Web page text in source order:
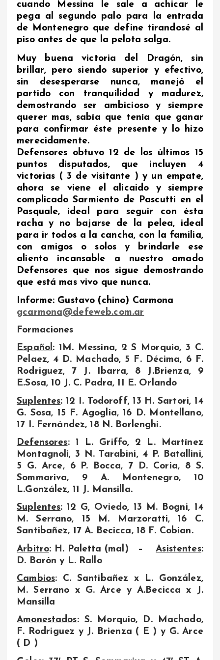
cuando Messina le sale a achicar le
pega al segundo palo para la entrada
de Montenegro que define tirandosé al
piso antes de que la pelota salga.
Muy buena victoria del Dragón, sin
brillar, pero siendo superior y efectivo,
sin desesperarse nunca, manejó el
partido con tranquilidad y madurez,
demostrando ser ambicioso y siempre
querer mas, sabía que tenía que ganar
para confirmar éste presente y lo hizo
merecidamente.
Defensores obtuvo 12 de los últimos 15
puntos disputados, que incluyen 4
victorias ( 3 de visitante ) y un empate,
ahora se viene el alicaido y siempre
complicado Sarmiento de Pascutti en el
Pasquale, ideal para seguir con ésta
racha y no bajarse de la pelea, ideal
para ir todos a la cancha, con la familia,
con amigos o solos y brindarle ese
aliento incansable a nuestro amado
Defensores que nos sigue demostrando
que está mas vivo que nunca.
Informe: Gustavo (chino) Carmona
gcarmona@defeweb.com.ar
Formaciones
Español: 1M. Messina, 2 S Morquio, 3 C.
Pelaez, 4 D. Machado, 5 F. Décima, 6 F.
Rodriguez, 7 J. Ibarra, 8 J.Brienza, 9
E.Sosa, 10 J. C. Padra, 11 E. Orlando
Suplentes: 12 I. Todoroff, 13 H. Sartori, 14
G. Sosa, 15 F. Agoglia, 16 D. Montellano,
17 I. Fernández, 18 N. Borlenghi.
Defensores: 1 L. Griffo, 2 L. Martínez
Montagnoli, 3 N. Tarabini, 4 P. Batallini,
5 G. Arce, 6 P. Bocca, 7 D. Coria, 8 S.
Sommariva, 9 A. Montenegro, 10
L.González, 11 J. Mansilla.
Suplentes: 12 G, Oviedo, 13 M. Bogni, 14
M. Serrano, 15 M. Marzoratti, 16 C.
Santibañez, 17 A. Becicca, 18 F. Cobian.
Arbitro: H. Paletta (mal) –Asistentes:
D. Barón y L. Rallo
Cambios: C. Santibañez x L. González,
M. Serrano x G. Arce y A.Becicca x J.
Mansilla
Amonestados: S. Morquio, D. Machado,
F. Rodriguez y J. Brienza ( E ) y G. Arce
( D )